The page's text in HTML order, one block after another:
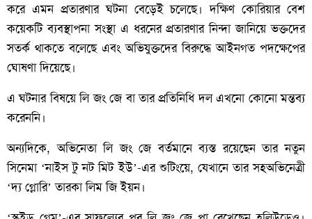
করে এমন প্রতারণার ঘটনা বেড়েই চলেছে। দক্ষিণ কোরিয়ার বেশ
কয়েকটি ব্যবস্থাপনা সংস্থা এ ধরনের প্রতারণার নিন্দা জানিয়ে ভক্তদের
সতর্ক থাকতে বলেছে এবং অভিযুক্তদের বিরুদ্ধে আইনগত পদক্ষেপের
ঘোষণা দিয়েছে।
এ ঘটনার বিষয়ে লি জং জে বা তার প্রতিনিধি দল এখনো কোনো মন্তব্য
করেননি।
অন্যদিকে, অভিনেতা লি জং জে বর্তমানে ব্যস্ত রয়েছেন তার নতুন
সিনেমা ‘নাইস টু নট মিট ইউ’-এর শুটিংয়ে, যেখানে তার সহঅভিনেত্রী
‘দ্য গ্লোরি’ তারকা লিম জি ইয়ন।